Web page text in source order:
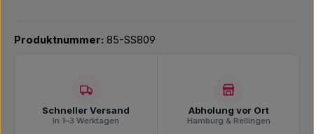
Produktnummer: 85-SS809
Schneller Versand
In 1–3 Werktagen
Abholung vor Ort
Hamburg & Rellingen